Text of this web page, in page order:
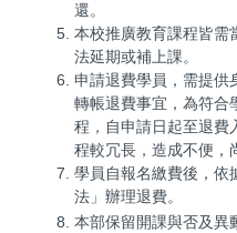
還。
本校推廣教育課程皆需
法延期或補上課。
申請退費學員，需提供
轉帳退費事宜，為符合
程，自申請日起至退費
程較冗長，造成不便，
學員自報名繳費後，依
法」辦理退費。
本部保留開課與否及異